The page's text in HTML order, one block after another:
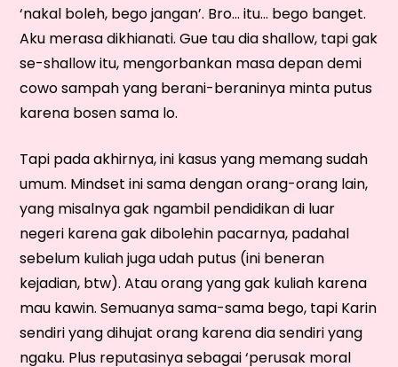
‘nakal boleh, bego jangan’. Bro… itu… bego banget.
Aku merasa dikhianati. Gue tau dia shallow, tapi gak
se-shallow itu, mengorbankan masa depan demi
cowo sampah yang berani-beraninya minta putus
karena bosen sama lo.
Tapi pada akhirnya, ini kasus yang memang sudah
umum. Mindset ini sama dengan orang-orang lain,
yang misalnya gak ngambil pendidikan di luar
negeri karena gak dibolehin pacarnya, padahal
sebelum kuliah juga udah putus (ini beneran
kejadian, btw). Atau orang yang gak kuliah karena
mau kawin. Semuanya sama-sama bego, tapi Karin
sendiri yang dihujat orang karena dia sendiri yang
ngaku. Plus reputasinya sebagai ‘perusak moral